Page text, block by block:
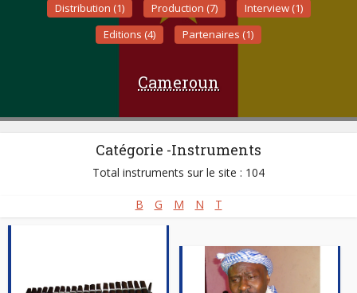
Distribution (1)
Production (7)
Interview (1)
Editions (4)
Partenaires (1)
Cameroun
Gospel africain - Musique chrétienne,Makossa
Catégorie -Instruments
Total instruments sur le site : 104
B G M N T